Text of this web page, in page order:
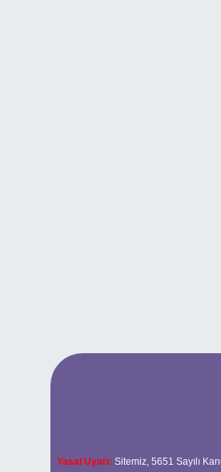
Yasal Uyarı: Sitemiz, 5651 Sayılı